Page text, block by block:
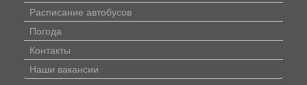
Расписание автобусов
Погода
Контакты
Наши вакансии